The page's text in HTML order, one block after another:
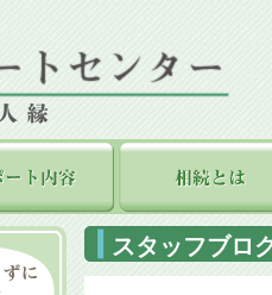
スタッフブロ